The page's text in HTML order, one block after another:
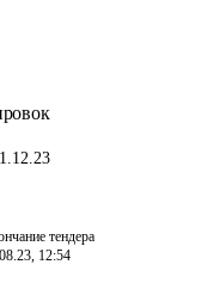
тендера
12:54